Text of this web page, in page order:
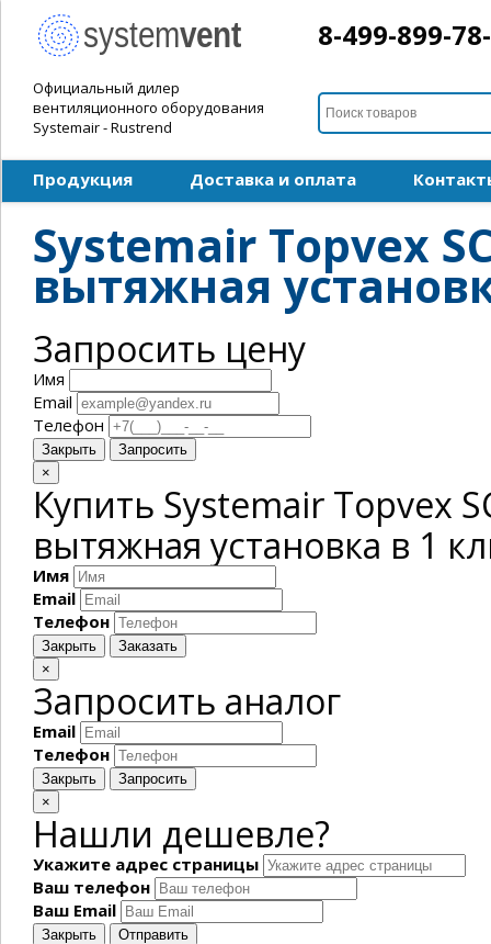
Официальный дилер
вентиляционного оборудования
Systemair - Rustrend
8-499-899-
Продукция Доставка и оплата
Systemair Topvex
вытяжная
Запросить цену
Имя
Email
Телефон
Закрыть
Запросить
×
Купить Systemair Topvex
вытяжная установка в 1
Имя
Email
Телефон
Закрыть
Заказать
×
Запросить аналог
Email
Телефон
Закрыть
Запросить
×
Нашли дешевле?
Укажите адрес страницы
Ваш телефон
Ваш Email
Закрыть Отправить